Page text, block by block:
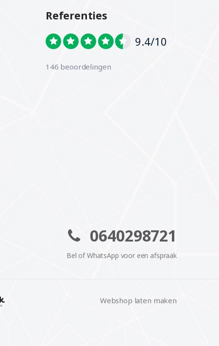
Referenties
9.4/10
146 beoordelingen
0640298721
Bel of WhatsApp voor een afspraak
Webshop laten maken